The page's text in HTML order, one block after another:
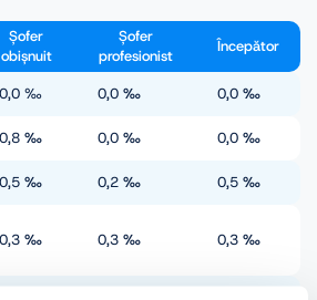
Șofer
obișnuit
Șofer
profesionist
Începător
0,0 ‰ 0,0 ‰ 0,0 ‰
0,8 ‰ 0,0 ‰ 0,0 ‰
0,5 ‰ 0,2 ‰ 0,5 ‰
0,3 ‰ 0,3 ‰ 0,3 ‰